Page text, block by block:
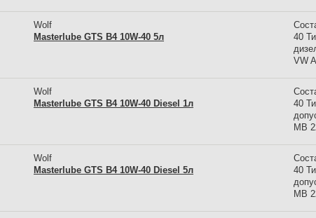
Wolf
Masterlube GTS B4 10W-40 5л
40
VW
Wolf
Masterlube GTS B4 10W-40 Diesel 1л
40
MB
Wolf
Masterlube GTS B4 10W-40 Diesel 5л
40
MB